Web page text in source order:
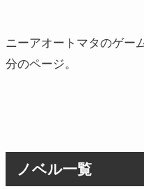
ニーアオートマタのゲー
分のページ。
ノベル一覧